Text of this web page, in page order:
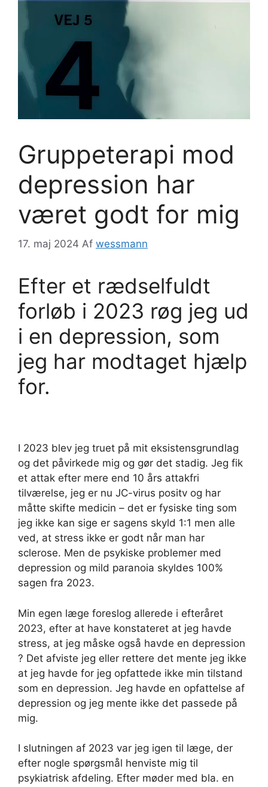
Gruppeterapi mod
depression har
været godt for mig
17. maj 2024 Af wessmann
Efter et rædselfuldt
forløb i 2023 røg jeg ud
i en depression, som
jeg har modtaget hjælp
for.
I 2023 blev jeg truet på mit eksistensgrundlag
og det påvirkede mig og gør det stadig. Jeg fik
et attak efter mere end 10 års attakfri
tilværelse, jeg er nu JC-virus positv og har
måtte skifte medicin – det er fysiske ting som
jeg ikke kan sige er sagens skyld 1:1 men alle
ved, at stress ikke er godt når man har
sclerose. Men de psykiske problemer med
depression og mild paranoia skyldes 100%
sagen fra 2023.
Min egen læge foreslog allerede i efteråret
2023, efter at have konstateret at jeg havde
stress, at jeg måske også havde en depression
? Det afviste jeg eller rettere det mente jeg ikke
at jeg havde for jeg opfattede ikke min tilstand
som en depression. Jeg havde en opfattelse af
depression og jeg mente ikke det passede på
mig.
I slutningen af 2023 var jeg igen til læge, der
efter nogle spørgsmål henviste mig til
psykiatrisk afdeling. Efter møder med bla. en